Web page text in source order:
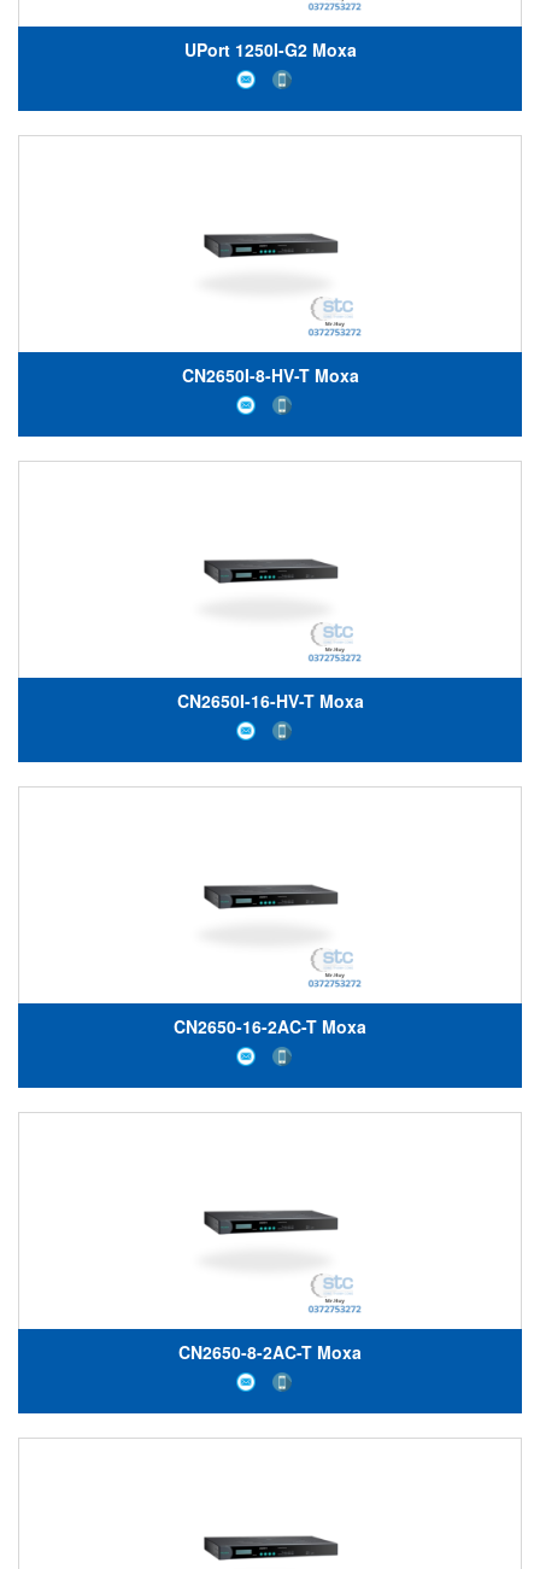
UPort 1250I-G2 Moxa
CN2650I-8-HV-T Moxa
CN2650I-16-HV-T Moxa
CN2650-16-2AC-T Moxa
CN2650-8-2AC-T Moxa